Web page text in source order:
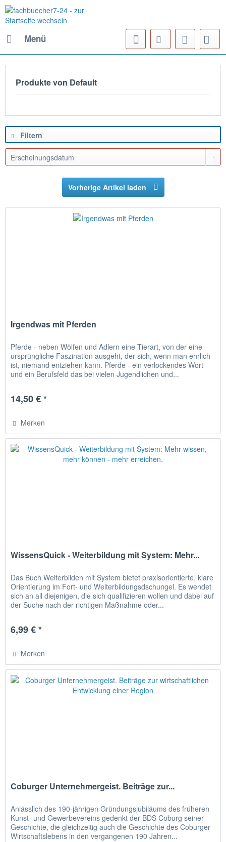
Menü
Produkte von Default
Filtern
Vorherige Artikel laden
Irgendwas mit Pferden
Pferde - neben Wölfen und Adlern eine Tierart, von der eine
ursprüngliche Faszination ausgeht, der sich, wenn man ehrlich
ist, niemand entziehen kann. Pferde - ein verlockendes Wort
und ein Berufsfeld das bei vielen Jugendlichen und...
14,50 € *
Merken
WissensQuick - Weiterbildung mit System: Mehr...
Das Buch Weiterbilden mit System bietet praxisorientierte, klare
Orientierung im Fort- und Weiterbildungsdschungel. Es wendet
sich an all diejenigen, die sich qualifizieren wollen und dabei auf
der Suche nach der richtigen Maßnahme oder...
6,99 € *
Merken
Coburger Unternehmergeist. Beiträge zur...
Anlässlich des 190-jährigen Gründungsjubiläums des früheren
Kunst- und Gewerbevereins gedenkt der BDS Coburg seiner
Geschichte, die gleichzeitig auch die Geschichte des Coburger
Wirtschaftslebens in den vergangenen 190 Jahren...